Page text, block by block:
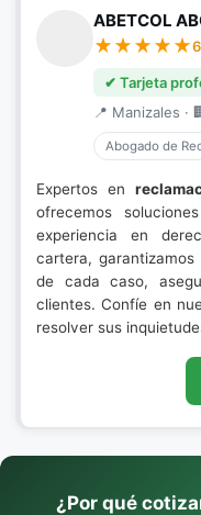
ABETCOL
✔ Tarjeta
📍 Manizales ·
Abogado de
Expertos en
ofrecemos
experiencia en
cartera,
de cada caso,
clientes. Confíe en
resolver sus
¿Por qué